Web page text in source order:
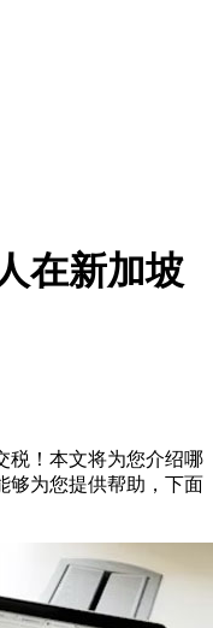
在新加坡
税！本文将为您介绍哪
够为您提供帮助，下面